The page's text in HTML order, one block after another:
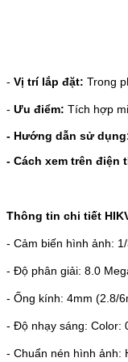
- Vị trí lắp đặt: Trong
- Ưu điểm: Tích hợp
- Hướng dẫn sử
- Cách xem trên điện
Thông tin chi tiết
- Cảm biến hình ảnh:
- Độ phân giải: 8.0
- Ống kính: 4mm (2.8/
- Độ nhạy sáng: Color:
- Chuẩn nén hình ảnh: